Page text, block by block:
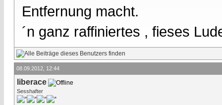
Entfernung macht.
´n ganz raffiniertes , fieses
08.09.2012, 12:44
liberace
Sesshafter